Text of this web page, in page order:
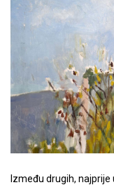
Između drugih,